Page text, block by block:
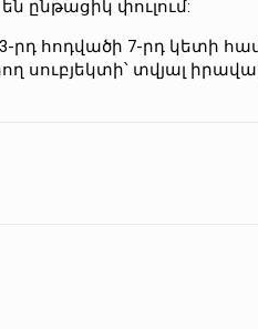
ընթացիկ փուլում:
րդ հոդվածի 7-րդ կետի
սուբյեկտի՝ տվյալ